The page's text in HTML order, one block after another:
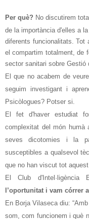
Per què? No discutirem
de la importància d'elles a
diferents funcionalitats. Tot
el compartim totalment, de
sector sanitari sobre Gestió
El que no acabem de
seguim investigant i
Psicòlogues? Potser si.
El fet d'haver estudiat
complexitat del món humà
seves dicotomies i la
susceptibles a qualsevol
que no han viscut tot aquest
E l Club d'Intel·ligència
l’oportunitat i vam córrer
En Borja Vilaseca diu: “Amb
som, com funcionem i què